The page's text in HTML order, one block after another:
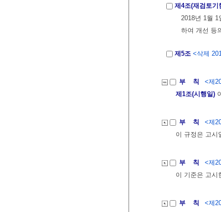
제4조(재검토기
2018년 1월 1
하여 개선 등
제5조 <삭제
부 칙
<제
제1조(시행일)
부 칙
<제
이 규정은 고시
부 칙
<제
이 기준은 고시
부 칙
<제